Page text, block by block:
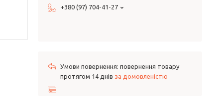
+380 (97) 704-41-27
повернення товару
протягом 14 днів за домовленістю